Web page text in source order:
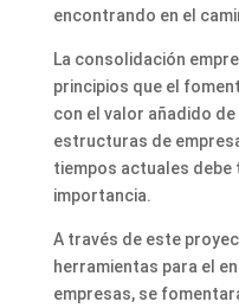
encontrando en el
La consolidación
principios que el
con el valor añadido
estructuras de
tiempos actuales debe
importancia.
A través de este
herramientas para el
empresas, se